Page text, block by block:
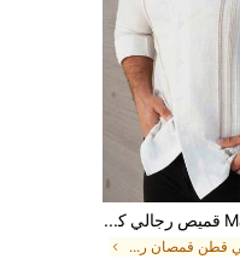
Manfinity Homme قميص رجالي كاجوال بأكمام طويلة وفتحة صدر واحدة، قميص أبيض مزين بالدانتيل، مناسب للشاطئ للرجال
في قطن قمصان رجالية